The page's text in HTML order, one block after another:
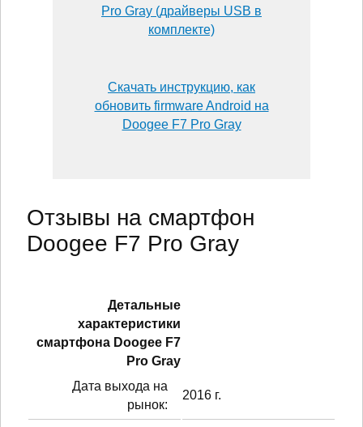
Pro Gray (драйверы USB в
комплекте)
Скачать инструкцию, как
обновить firmware Android на
Doogee F7 Pro Gray
Отзывы на смартфон
Doogee F7 Pro Gray
Детальные
характеристики
смартфонa Doogee F7
Pro Gray
Дата выхода на
рынок:
2016 г.